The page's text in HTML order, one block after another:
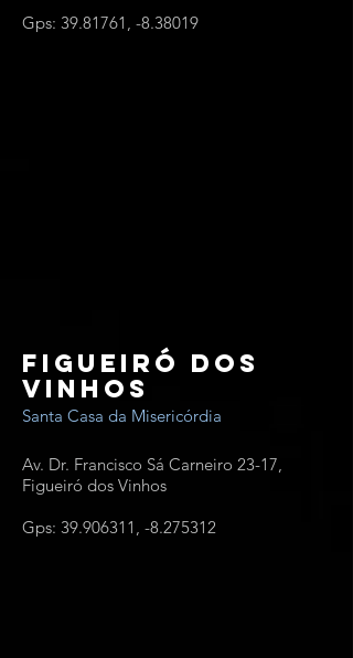
Gps: 39.81761 , -8.38019
Figueiró dos
Vinhos
Santa Casa da Misericórdia
Av. Dr. Francisco Sá Carneiro 23-17,
Figueiró dos Vinhos
Gps: 39.906311 , -8.275312